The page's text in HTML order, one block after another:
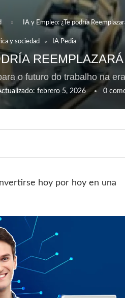
» IA y Empleo: ¿Te podría
y sociedad IA Pedia
o futuro do trabalho na
febrero 5, 2026 0
hoy por hoy en una